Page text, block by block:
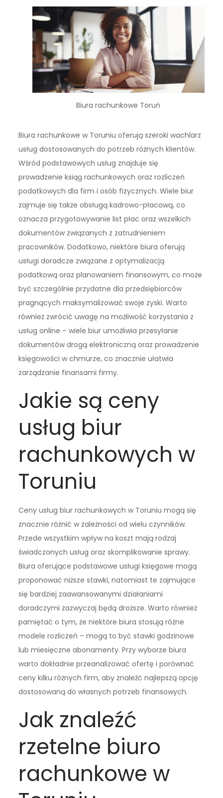
Biura rachunkowe Toruń
Biura rachunkowe w Toruniu oferują szeroki wachlarz
usług dostosowanych do potrzeb różnych klientów.
Wśród podstawowych usług znajduje się
prowadzenie ksiąg rachunkowych oraz rozliczeń
podatkowych dla firm i osób fizycznych. Wiele biur
zajmuje się także obsługą kadrowo-płacową, co
oznacza przygotowywanie list płac oraz wszelkich
dokumentów związanych z zatrudnieniem
pracowników. Dodatkowo, niektóre biura oferują
usługi doradcze związane z optymalizacją
podatkową oraz planowaniem finansowym, co może
być szczególnie przydatne dla przedsiębiorców
pragnących maksymalizować swoje zyski. Warto
również zwrócić uwagę na możliwość korzystania z
usług online – wiele biur umożliwia przesyłanie
dokumentów drogą elektroniczną oraz prowadzenie
księgowości w chmurze, co znacznie ułatwia
zarządzanie finansami firmy.
Jakie są ceny
usług biur
rachunkowych w
Toruniu
Ceny usług biur rachunkowych w Toruniu mogą się
znacznie różnić w zależności od wielu czynników.
Przede wszystkim wpływ na koszt mają rodzaj
świadczonych usług oraz skomplikowanie sprawy.
Biura oferujące podstawowe usługi księgowe mogą
proponować niższe stawki, natomiast te zajmujące
się bardziej zaawansowanymi działaniami
doradczymi zazwyczaj będą droższe. Warto również
pamiętać o tym, że niektóre biura stosują różne
modele rozliczeń – mogą to być stawki godzinowe
lub miesięczne abonamenty. Przy wyborze biura
warto dokładnie przeanalizować ofertę i porównać
ceny kilku różnych firm, aby znaleźć najlepszą opcję
dostosowaną do własnych potrzeb finansowych.
Jak znaleźć
rzetelne biuro
rachunkowe w